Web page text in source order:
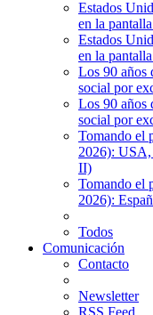
Estados
en la
Estados
en la
Los 90 años
social por
Los 90 años
social por
Tomando el
2026):
II)
Tomando el
2026):
Todos
Comunicación
Contacto
Newsletter
RSS Feed